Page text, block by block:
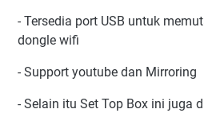
- Tersedia port USB untuk
dongle wifi
- Support youtube dan Mirroring
- Selain itu Set Top Box ini juga